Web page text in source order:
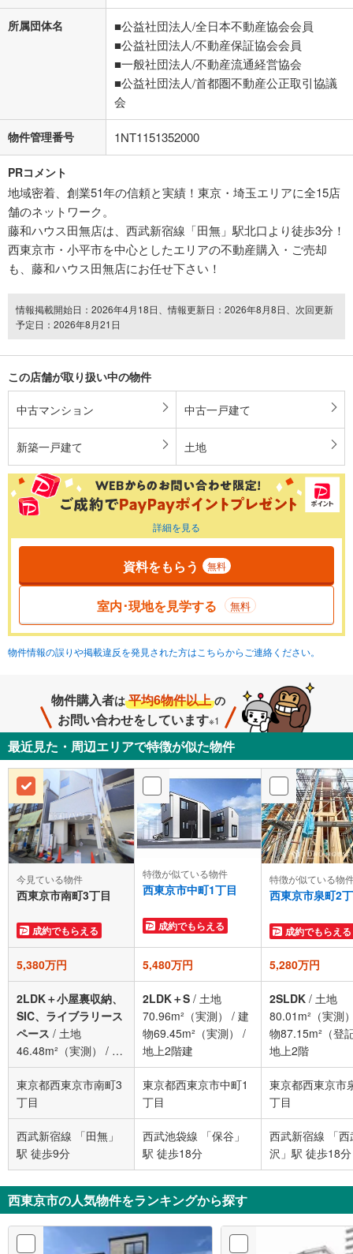
所属団体名
■公益社団法人/全日本不動産協会会員
■公益社団法人/不動産保証協会会員
■一般社団法人/不動産流通経営協会
■公益社団法人/首都圏不動産公正取引協議
会
物件管理番号 1NT1151352000
PRコメント
地域密着、創業51年の信頼と実績！東京・埼玉エリアに全15店
舗のネットワーク。
藤和ハウス田無店は、西武新宿線「田無」駅北口より徒歩3分！
西東京市・小平市を中心としたエリアの不動産購入・ご売却
も、藤和ハウス田無店にお任せ下さい！
情報掲載開始日：2026年4月18日、情報更新日：2026年8月8日、次回更新
予定日：2026年8月21日
この店舗が取り扱い中の物件
中古マンション 中古一戸建て
新築一戸建て 土地
詳細を見る
資料をもらう 無料
室内･現地を見学する 無料
物件情報の誤りや掲載違反を発見された方はこちらからご連絡ください。
物件購入者は 平均6物件以上 の
お問い合わせをしています※1
最近見た・周辺エリアで特徴が似た物件
今見ている物件
西東京市南町3丁目
成約でもらえる
特徴が似ている物件
西東京市中町1丁目
成約でもらえる
特徴が似ている物
西東京市泉町2
成約でもらえる
5,380万円 5,480万円 5,280万円
2LDK＋小屋裏収納、
SIC、ライブラリース
ペース / 土地
46.48m²（実測）
/ 建
物79.72m²（実測）/
地上3階建
2LDK＋S / 土地
70.96m²（実測）
/ 建
物69.45m²（実測）
/
地上2階建
2SLDK / 土地
80.01m²（実測
物87.15m²（登
地上2階
東京都西東京市南町3
丁目
東京都西東京市中町1
丁目
東京都西東京市
丁目
西武新宿線 「田無」
駅 徒歩9分
西武池袋線 「保谷」
駅 徒歩18分
西武新宿線 「西
沢」駅 徒歩18分
西東京市の人気物件をランキングから探す